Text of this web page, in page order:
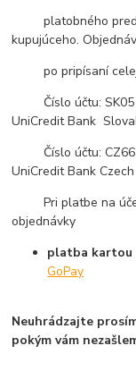
platobného
kupujúceho.
po pripísaní celej
Číslo účtu: SK05
UniCredit Bank
Číslo účtu: CZ66
UniCredit Bank Czech
Pri platbe na účet,
objednávky
platba kartou
GoPay
Neuhrádzajte
pokým vám